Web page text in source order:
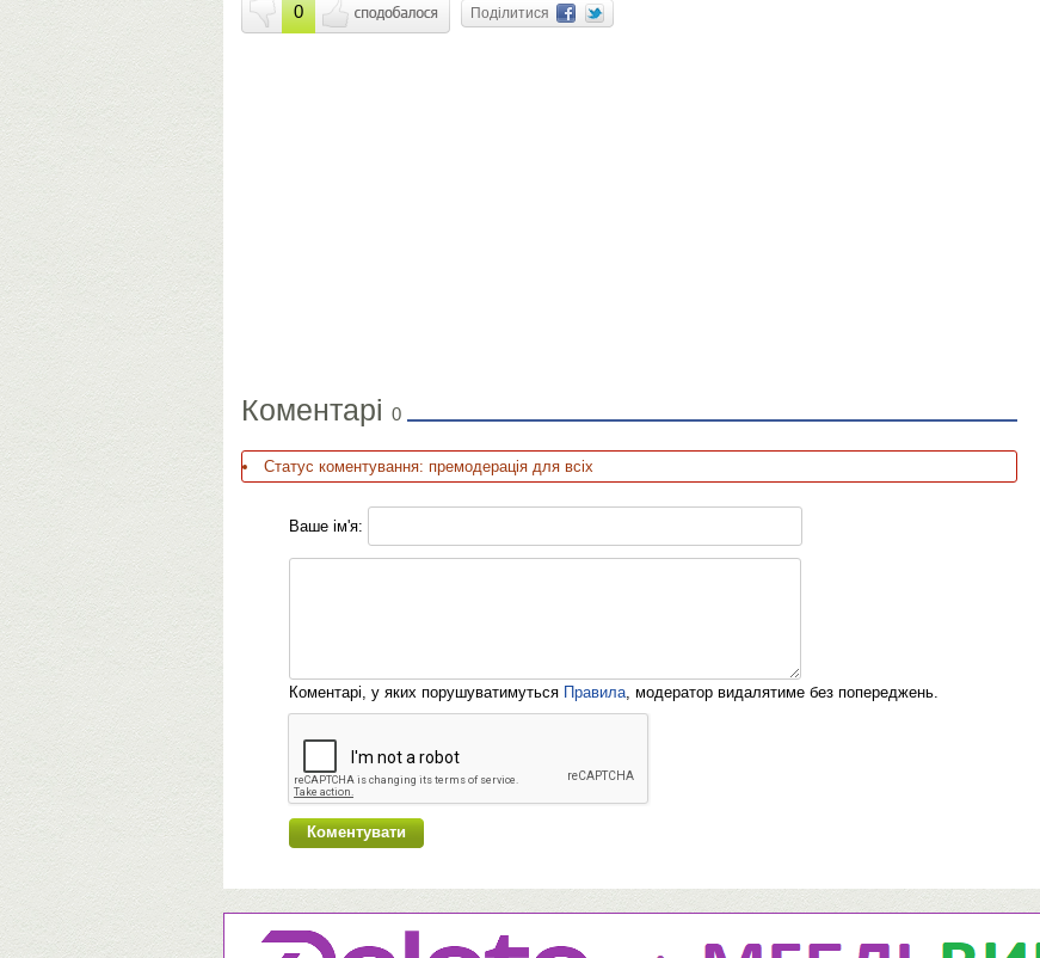
0 Поділитися
Коментарі 0
Статус коментування: премодерація для всіх
Ваше ім'я:
Коментарі, у яких порушуватимуться Правила, модератор видалятиме без попереджень.